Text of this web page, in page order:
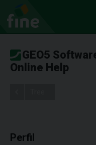
GEO5
Online Help
Perfil